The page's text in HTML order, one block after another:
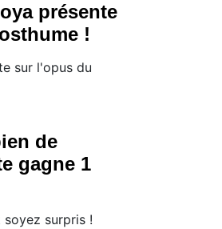
présente
!
sur l'opus du
de
gagne 1
surpris !